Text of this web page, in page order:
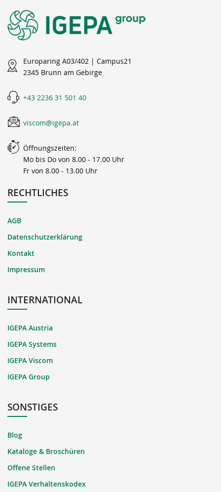
Europaring A03/402 | Campus21
2345 Brunn am Gebirge
+43 2236 31 501 40
viscom@igepa.at
Öffnungszeiten:
Mo bis Do von 8.00 - 17.00 Uhr
Fr von 8.00 - 13.00 Uhr
RECHTLICHES
AGB
Datenschutzerklärung
Kontakt
Impressum
INTERNATIONAL
IGEPA Austria
IGEPA Systems
IGEPA Viscom
IGEPA Group
SONSTIGES
Blog
Kataloge & Broschüren
Offene Stellen
IGEPA Verhaltenskodex